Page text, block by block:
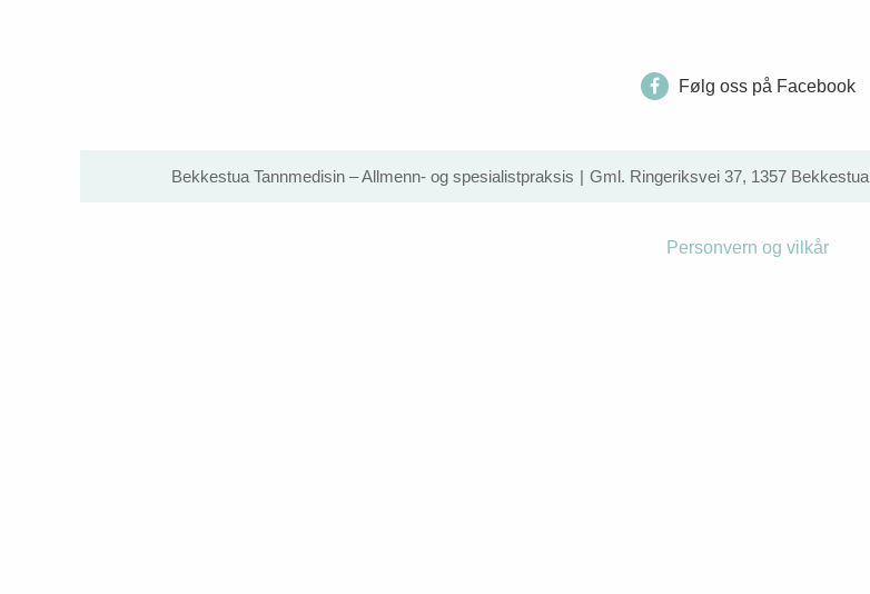
Følg oss på Facebook
Bekkestua Tannmedisin – Allmenn- og spesialistpraksis Gml. Ringeriksvei 37, 1357 Bekkestua
Personvern og vilkår